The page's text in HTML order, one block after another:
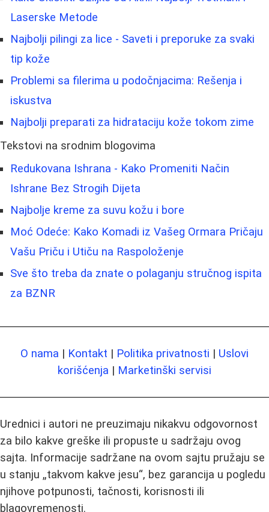
Laserske Metode
Najbolji pilingi za lice - Saveti i preporuke za svaki
tip kože
Problemi sa filerima u podočnjacima: Rešenja i
iskustva
Najbolji preparati za hidrataciju kože tokom zime
Tekstovi na srodnim blogovima
Redukovana Ishrana - Kako Promeniti Način
Ishrane Bez Strogih Dijeta
Najbolje kreme za suvu kožu i bore
Moć Odeće: Kako Komadi iz Vašeg Ormara Pričaju
Vašu Priču i Utiču na Raspoloženje
Sve što treba da znate o polaganju stručnog ispita
za BZNR
O nama | Kontakt | Politika privatnosti | Uslovi
korišćenja | Marketinški servisi
Urednici i autori ne preuzimaju nikakvu odgovornost
za bilo kakve greške ili propuste u sadržaju ovog
sajta. Informacije sadržane na ovom sajtu pružaju se
u stanju „takvom kakve jesu“, bez garancija u pogledu
njihove potpunosti, tačnosti, korisnosti ili
blagovremenosti.